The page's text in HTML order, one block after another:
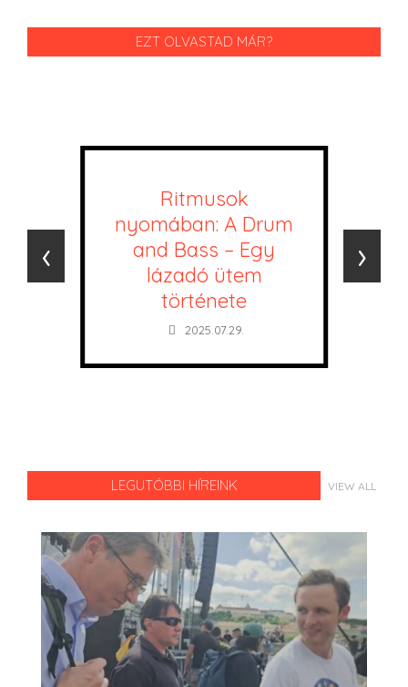
EZT OLVASTAD MÁR?
Ritmusok
nyomában: A Drum
and Bass – Egy
lázadó ütem
története
2025.07.29.
‹ ›
LEGUTÓBBI HÍREINK VIEW ALL